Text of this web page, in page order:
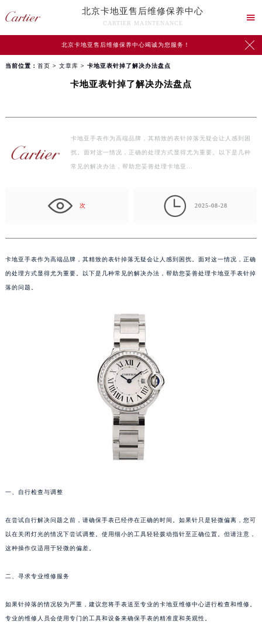
北京卡地亚售后维修保养中心
CARTIER MAINTENANCE

北京卡地亚售后维修保养中心竭诚为您服务！ 
当前位置： 首页 > 文章库 > 卡地亚表针掉了解决办法盘点
卡地亚表针掉了解决办法盘点
卡地亚手表作为高端品牌，其精致的表针掉落无疑会让人感到困
扰。面对这一情况，正确的处理方式显得尤为重要。以下是几种
常见的解决办法，帮助您妥善处理卡地亚…
次  2025-08-28
卡地亚手表作为高端品牌，其精致的表针掉落无疑会让人感到困扰。面对这一情况，正确
的处理方式显得尤为重要。以下是几种常见的解决办法，帮助您妥善处理卡地亚手表针掉
落的问题。
一、自行检查与调整
在尝试自行解决问题之前，请确保手表已经停在正确的时间。如果针只是轻微偏离，您可
以在关闭灯光的情况下尝试调整。使用细小的工具轻轻拨动指针至正确位置。但请注意，
这种操作仅适用于轻微的偏差。
二、寻求专业维修服务
如果针掉落的情况较为严重，建议您将手表送至专业的卡地亚维修中心进行检查和维修。
专业的维修人员会使用专门的工具和设备来确保手表的精准度和美观性。